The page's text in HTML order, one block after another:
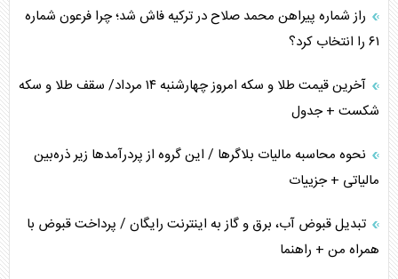
ترامپ و توهم خلع سلاح حماس
راز شماره پیراهن محمد صلاح در ترکیه فاش شد؛ چرا فرعون شماره
۶۱ را انتخاب کرد؟
آخرین قیمت طلا و سکه امروز چهارشنبه ۱۴ مرداد/ سقف طلا و سکه
شکست + جدول
نحوه محاسبه مالیات بلاگر‌ها / این گروه از پردرآمد‌ها زیر ذره‌بین
مالیاتی + جزییات
تبدیل قبوض آب، برق و گاز به اینترنت رایگان / پرداخت قبوض با
همراه من + راهنما